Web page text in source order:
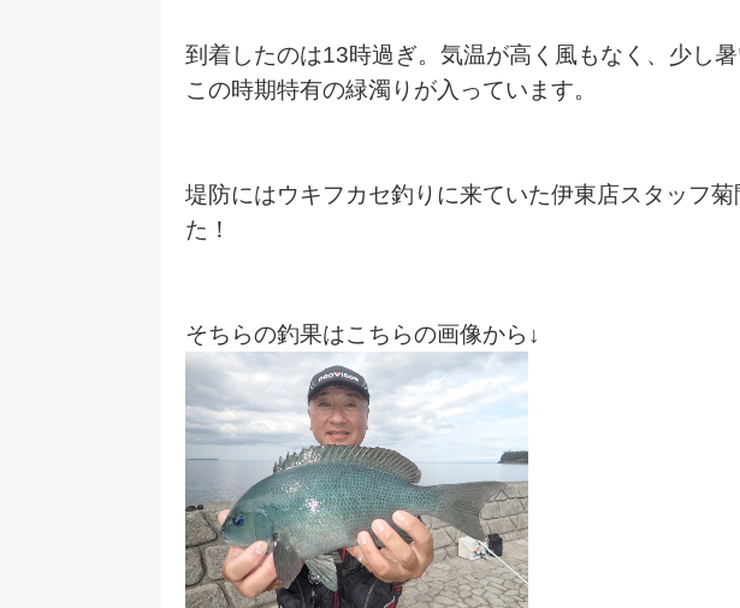
到着したのは13時過ぎ。気温が高く風もなく、少し
この時期特有の緑濁りが入っています。
堤防にはウキフカセ釣りに来ていた伊東店スタッフ
た！
そちらの釣果はこちらの画像から↓